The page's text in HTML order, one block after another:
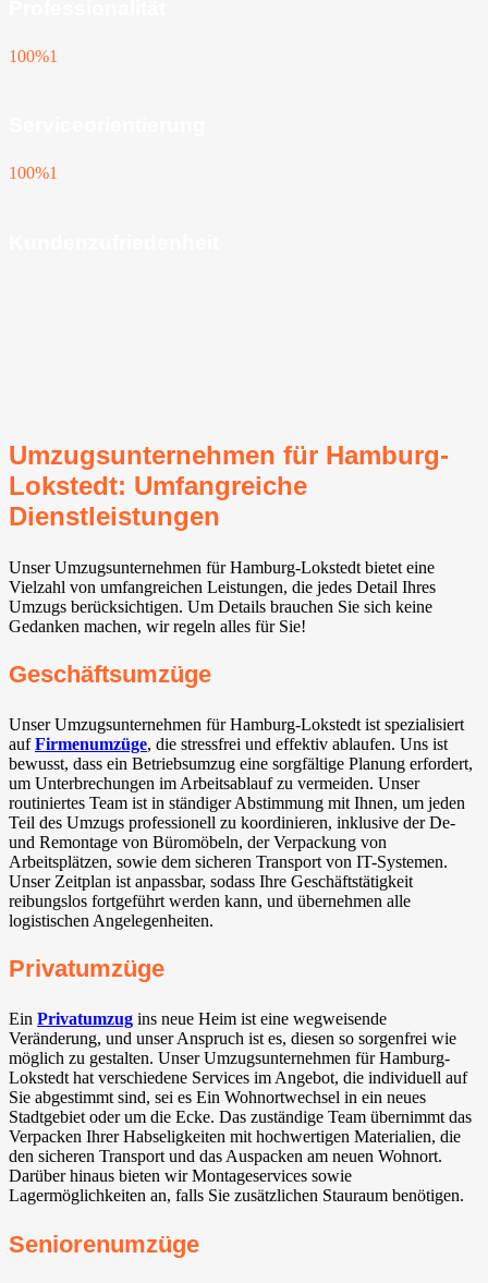
100%1
100%1
Umzugsunternehmen für Hamburg-
Lokstedt: Umfangreiche
Dienstleistungen
Unser Umzugsunternehmen für Hamburg-Lokstedt bietet eine
Vielzahl von umfangreichen Leistungen, die jedes Detail Ihres
Umzugs berücksichtigen. Um Details brauchen Sie sich keine
Gedanken machen, wir regeln alles für Sie!
Geschäftsumzüge
Unser Umzugsunternehmen für Hamburg-Lokstedt ist spezialisiert
aufFirmenumzüge, die stressfrei und effektiv ablaufen. Uns ist
bewusst, dass ein Betriebsumzug eine sorgfältige Planung erfordert,
um Unterbrechungen im Arbeitsablauf zu vermeiden. Unser
routiniertes Team ist in ständiger Abstimmung mit Ihnen, um jeden
Teil des Umzugs professionell zu koordinieren, inklusive der De-
und Remontage von Büromöbeln, der Verpackung von
Arbeitsplätzen, sowie dem sicheren Transport von IT-Systemen.
Unser Zeitplan ist anpassbar, sodass Ihre Geschäftstätigkeit
reibungslos fortgeführt werden kann, und übernehmen alle
logistischen Angelegenheiten.
Privatumzüge
Ein Privatumzug ins neue Heim ist eine wegweisende
Veränderung, und unser Anspruch ist es, diesen so sorgenfrei wie
möglich zu gestalten. Unser Umzugsunternehmen für Hamburg-
Lokstedt hat verschiedene Services im Angebot, die individuell auf
Sie abgestimmt sind, sei es Ein Wohnortwechsel in ein neues
Stadtgebiet oder um die Ecke. Das zuständige Team übernimmt das
Verpacken Ihrer Habseligkeiten mit hochwertigen Materialien, die
den sicheren Transport und das Auspacken am neuen Wohnort.
Darüber hinaus bieten wir Montageservices sowie
Lagermöglichkeiten an, falls Sie zusätzlichen Stauraum benötigen.
Seniorenumzüge